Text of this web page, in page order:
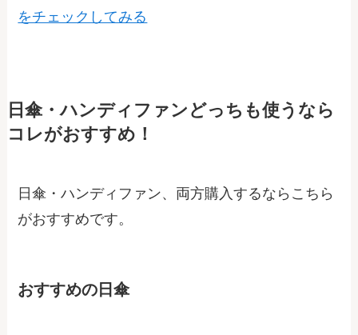
をチェックしてみる
日傘・ハンディファンどっちも使うなら
コレがおすすめ！
日傘・ハンディファン、両方購入するならこちら
がおすすめです。
おすすめの日傘